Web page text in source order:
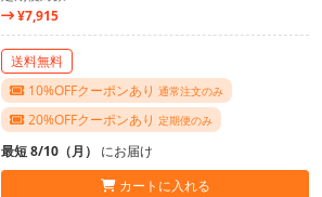
¥7,915
送料無料
10%OFFクーポンあり 通常注文のみ
20%OFFクーポンあり 定期便のみ
最短 8/10（月） にお届け
カートに入れる